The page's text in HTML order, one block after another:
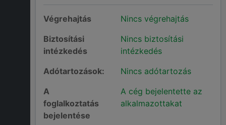
Végrehajtás
Nincs végrehajtás
Biztosítási
intézkedés
Nincs biztosítási
intézkedés
Adótartozások:
Nincs adótartozás
A
foglalkoztatás
bejelentése
A cég bejelentette az
alkalmazottakat